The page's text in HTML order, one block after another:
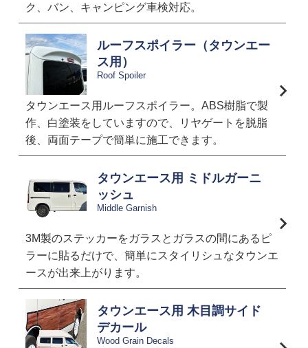
ク、バン、キャンピング車検対応。
ルーフスポイラー（タウンエー
ス用）
Roof Spoiler
タウンエース用ルーフスポイラー。ABS樹脂で製
作、白塗装をしていますので、リヤゲートを脱脂
後、両面テープで簡単に施工できます。
タウンエース用 ミドルガーニ
ッシュ
Middle Garnish
3M製のステッカーをガラスとガラスの間にあるピ
ラーに貼るだけで、簡単にスタイリシュなタウンエ
ースが出来上がります。
タウンエース用 木目調サイド
デカール
Wood Grain Decals